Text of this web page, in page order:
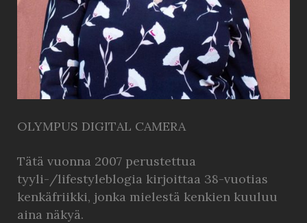
OLYMPUS DIGITAL CAMERA
Tätä vuonna 2007 perustettua
tyyli-/lifestyleblogia kirjoittaa 38-vuotias
kenkäfriikki, jonka mielestä kenkien kuuluu
aina näkyä.